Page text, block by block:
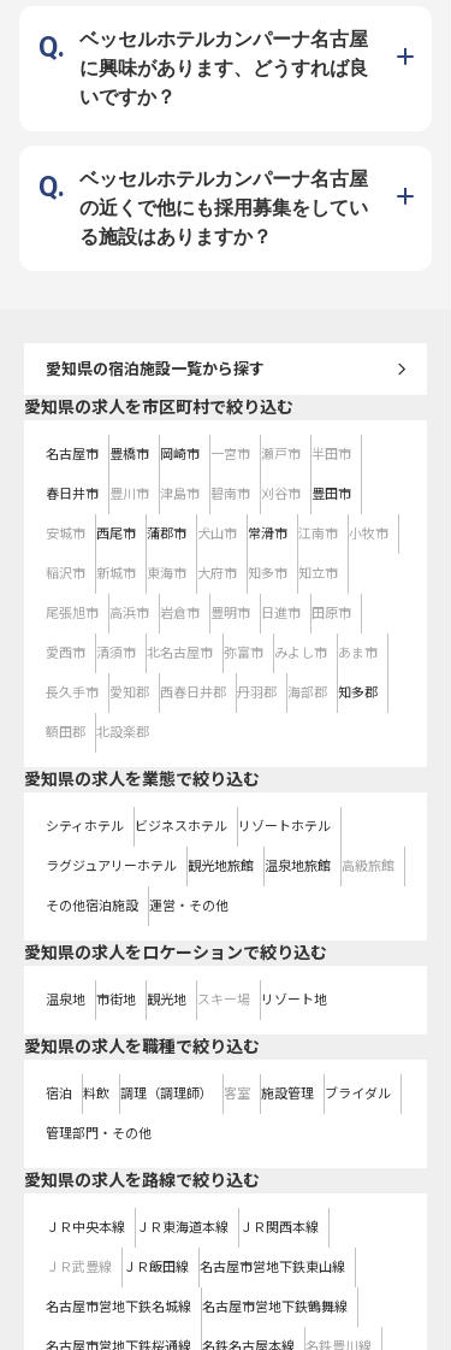
ください。 最高の素材と環境で、
あなたの才能を存分に発揮できる場
所がここにあります。 ーー【成長
を支える環境と、未来を描くキャリ
アパス】 当施設では、従業員一人
のスキルアップとキャリア形成を多
角的に応援します。 経験豊富な仲
間たちと共に、切磋琢磨しながら技
術を磨き、新たな挑戦を続けること
ができます。 安定した環境で、あ
なたの夢を形にし、おもてなしのプ
を支える環境】 月給230,000円に加
え、通勤手当も支給され、安定した
生活をサポートします。 年間休日
揮し、さらなるキャリアアップを目
指せる職場です。 ※2025年11月17
日時点の情報です
お客様の
別研修
にわたる
ベッセルホテルカンパーナ名古屋
に興味があります、どうすれば良
いですか？
ベッセルホテルカンパーナ名古屋
の近くで他にも採用募集をしてい
る施設はありますか？
愛知県の宿泊施設一覧から探す
愛知県の求人を市区町村で絞り込む
名古屋市 豊橋市 岡崎市 一宮市 瀬戸市 半田市
春日井市 豊川市 津島市 碧南市 刈谷市 豊田市
安城市 西尾市 蒲郡市 犬山市 常滑市 江南市 小牧市
稲沢市 新城市 東海市 大府市 知多市 知立市
尾張旭市 高浜市 岩倉市 豊明市 日進市 田原市
愛西市 清須市 北名古屋市 弥富市 みよし市 あま市
長久手市 愛知郡 西春日井郡 丹羽郡 海部郡 知多郡
額田郡 北設楽郡
愛知県の求人を業態で絞り込む
シティホテル ビジネスホテル リゾートホテル
ラグジュアリーホテル 観光地旅館 温泉地旅館 高級旅館
その他宿泊施設 運営・その他
愛知県の求人をロケーションで絞り込む
温泉地 市街地 観光地 スキー場 リゾート地
愛知県の求人を職種で絞り込む
宿泊 料飲 調理（調理師） 客室 施設管理 ブライダル
管理部門・その他
愛知県の求人を路線で絞り込む
ＪＲ中央本線 ＪＲ東海道本線 ＪＲ関西本線
ＪＲ武豊線 ＪＲ飯田線 名古屋市営地下鉄東山線
名古屋市営地下鉄名城線 名古屋市営地下鉄鶴舞線